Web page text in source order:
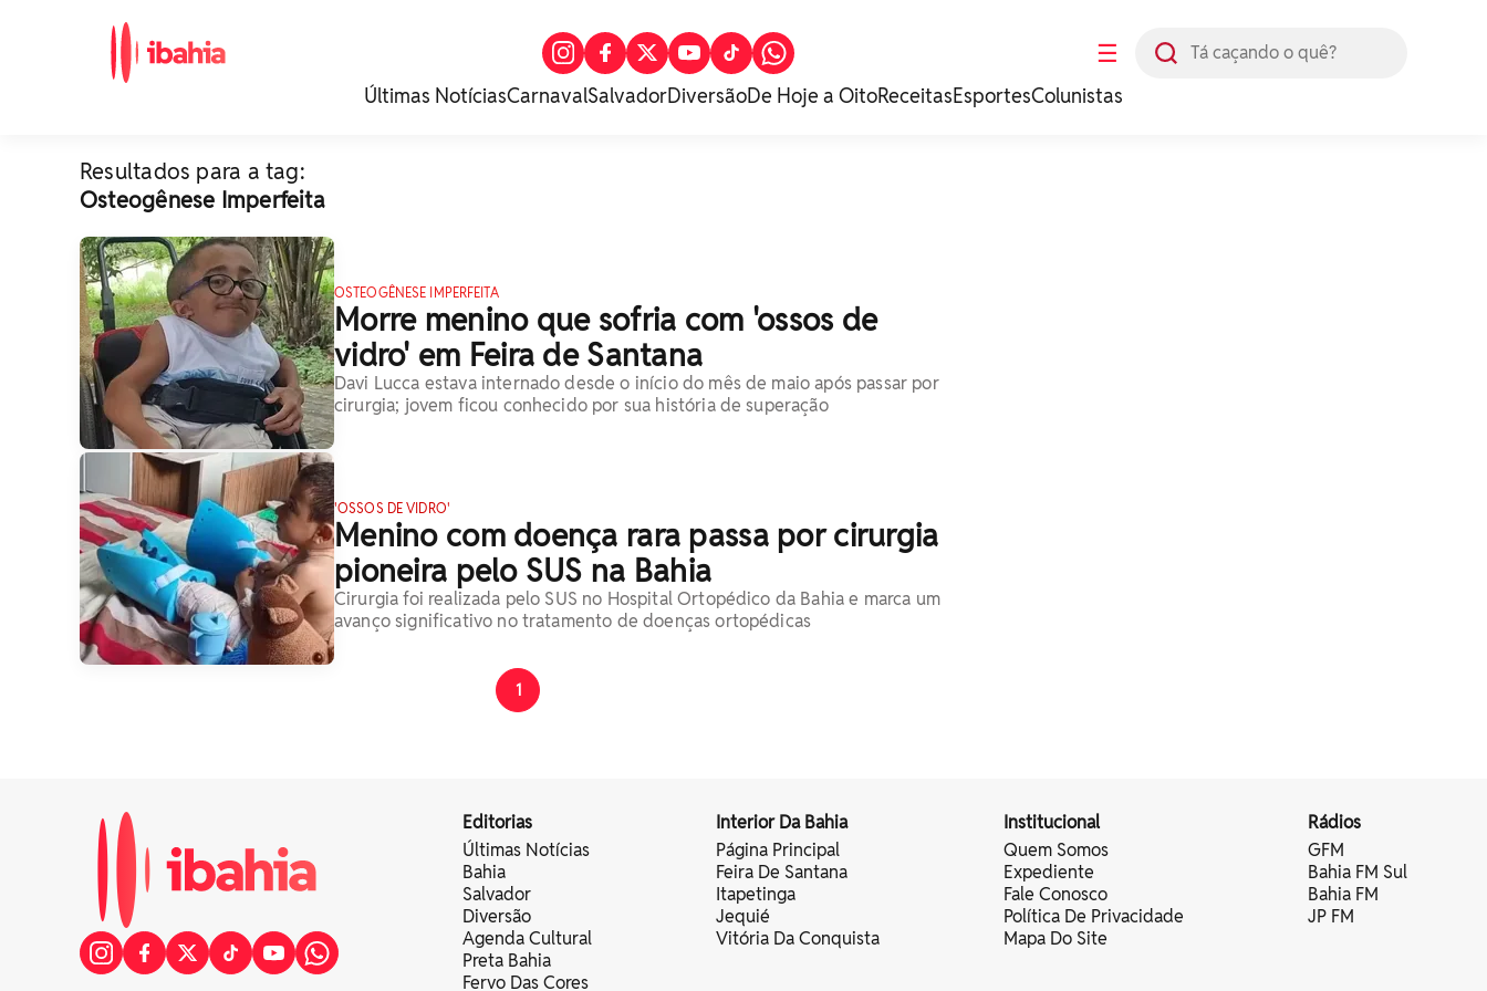
☰
Últimas NotíciasCarnavalSalvadorDiversãoDe Hoje a OitoReceitasEsportesColunistas
Resultados para a tag:
Osteogênese Imperfeita
OSTEOGÊNESE IMPERFEITA
Morre menino que sofria com 'ossos de
vidro' em Feira de Santana
Davi Lucca estava internado desde o início do mês de maio após passar por
cirurgia; jovem ficou conhecido por sua história de superação
'OSSOS DE VIDRO'
Menino com doença rara passa por cirurgia
pioneira pelo SUS na Bahia
Cirurgia foi realizada pelo SUS no Hospital Ortopédico da Bahia e marca um
avanço significativo no tratamento de doenças ortopédicas
1
Editorias
Últimas Notícias
Bahia
Salvador
Diversão
Agenda Cultural
Preta Bahia
Fervo Das Cores
Interior Da Bahia
Página Principal
Feira De Santana
Itapetinga
Jequié
Vitória Da Conquista
Institucional
Quem Somos
Expediente
Fale Conosco
Política De Privacidade
Mapa Do Site
Rádios
GFM
Bahia FM Sul
Bahia FM
JP FM